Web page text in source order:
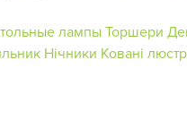
лампыТоршери
Нічники Ковані